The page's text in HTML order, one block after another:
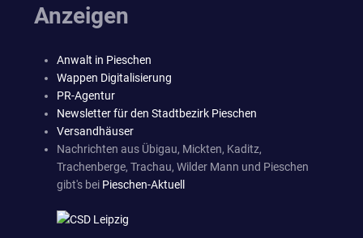
Anzeigen
Anwalt in Pieschen
Wappen Digitalisierung
PR-Agentur
Newsletter für den Stadtbezirk Pieschen
Versandhäuser
Nachrichten aus Übigau, Mickten, Kaditz,
Trachenberge, Trachau, Wilder Mann und Pieschen
gibt's bei Pieschen-Aktuell